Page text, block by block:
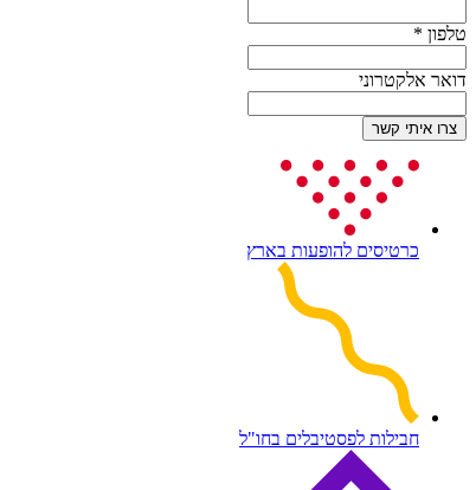
טלפון *
דואר אלקטרוני
כרטיסים להופעות בארץ
חבילות לפסטיבלים בחו"ל